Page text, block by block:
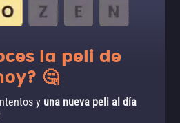
la peli de
🤔
y una nueva peli al día